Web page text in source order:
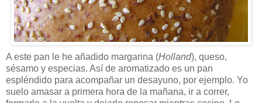
A este pan le he añadido margarina (Holland), queso,
sésamo y especias. Así de aromatizado es un pan
espléndido para acompañar un desayuno, por ejemplo. Yo
suelo amasar a primera hora de la mañana, ir a correr,